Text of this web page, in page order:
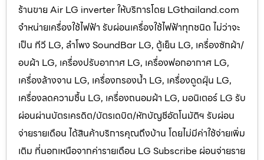
ร้านขาย Air LG inverter ให้บริการโดย LGthailand.com
จำหน่ายเครื่องใช้ไฟฟ้า รับผ่อนเครื่องใช้ไฟฟ้าทุกชนิด ไม่ว่าจะ
เป็น ทีวี LG, ลำโพง SoundBar LG, ตู้เย็น LG, เครื่องซักผ้า/
อบผ้า LG, เครื่องปรับอากาศ LG, เครื่องฟอกอากาศ LG,
เครื่องล้างจาน LG, เครื่องกรองน้ำ LG, เครื่องดูดฝุ่น LG,
เครื่องลดความชื้น LG, เครื่องถนอมผ้า LG, มอนิเตอร์ LG รับ
ผ่อนผ่านบัตรเครดิต/บัตรเดบิต/หักบัญชีอัตโนมัติฯ รับผ่อน
จ่ายรายเดือน ได้สินค้าบริการคุณถึงบ้าน โดยไม่มีค่าใช้จ่ายเพิ่ม
เติม ที่นอกเหนือจากค่ารายเดือน LG Subscribe ผ่อนจ่ายราย